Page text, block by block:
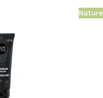
Nature